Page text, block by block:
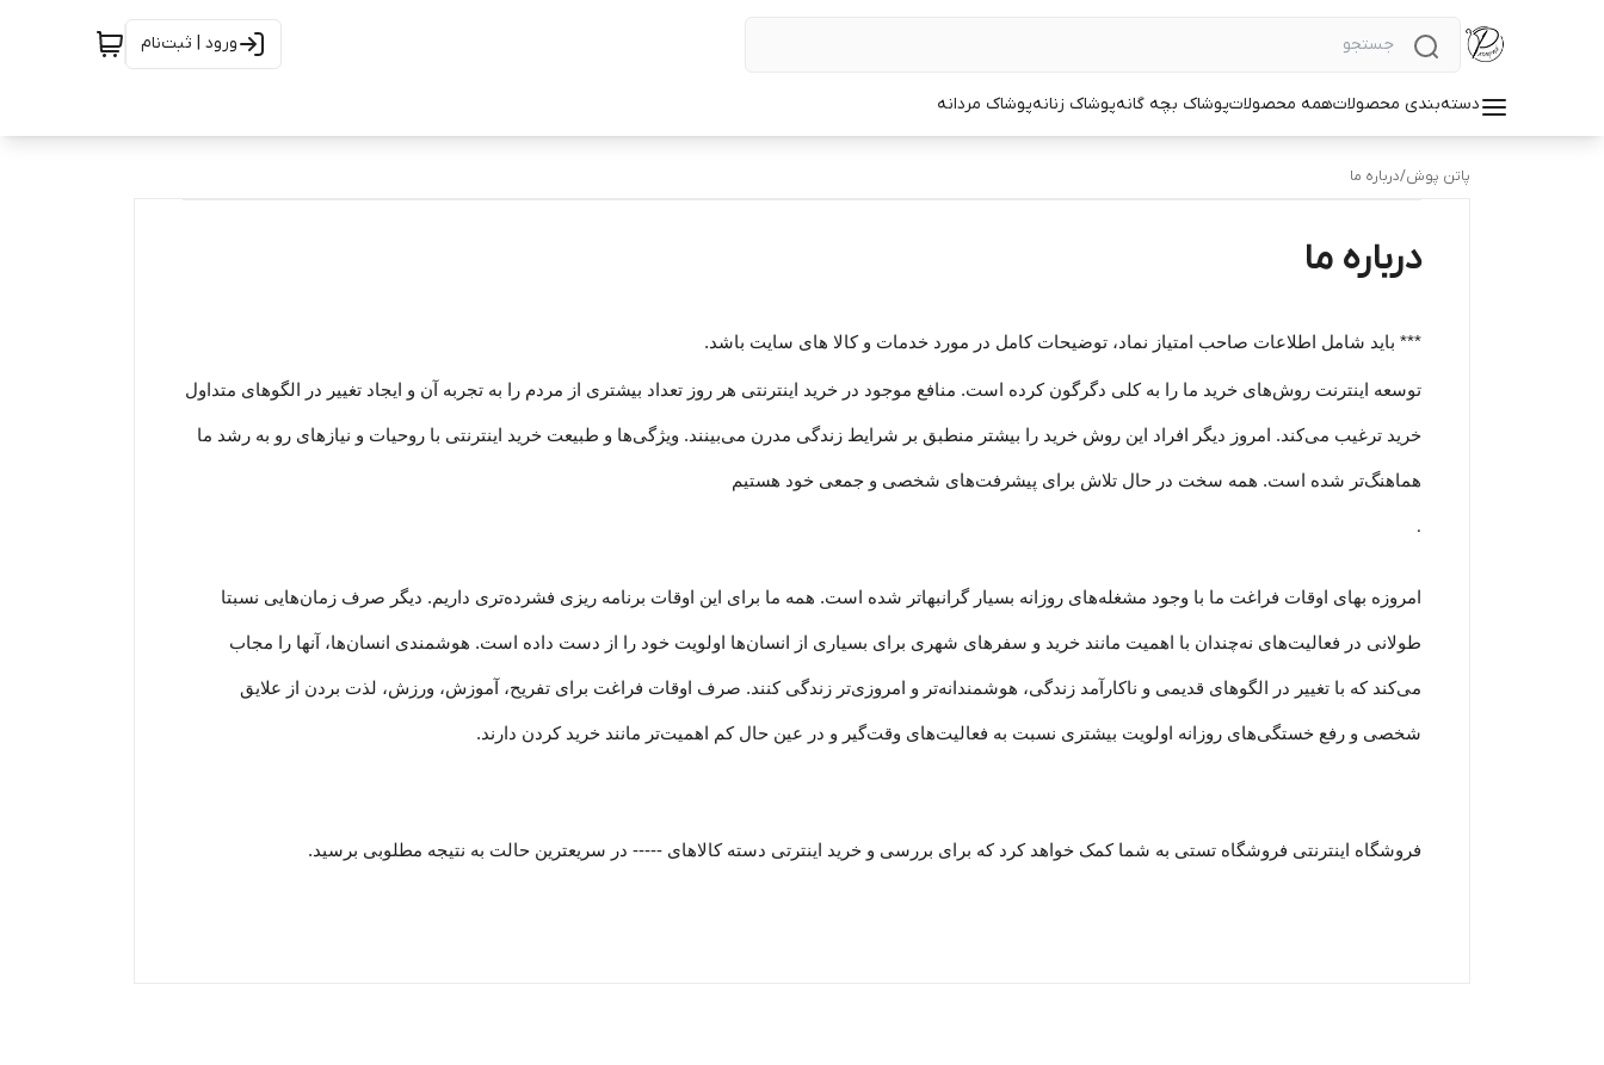
ورود | ثبت‌نام
دسته‌بندی محصولاتهمه محصولاتپوشاک بچه گانهپوشاک زنانهپوشاک مردانه
پاتن پوش/درباره ما
درباره ما
*** باید شامل اطلاعات صاحب امتیاز نماد، توضیحات کامل در مورد خدمات و کالا های سایت باشد.
توسعه اینترنت روش‌های خرید ما را به کلی دگرگون کرده است. منافع موجود در خرید اینترنتی هر روز تعداد بیشتری از مردم را به تجربه آن و ایجاد تغییر در الگوهای متداول
خرید ترغیب می‏‌کند. امروز دیگر افراد این روش خرید را بیشتر منطبق بر شرایط زندگی مدرن می‏‏‏‌بینند. ویژگی‏‏‏‌ها و طبیعت خرید اینترنتی با روحیات و نیازهای رو به رشد ما
هماهنگ‏‏‌تر شده است. همه سخت در حال تلاش برای پیشرفت‏‏‌های شخصی و جمعی خود هستیم
.
امروزه بهای اوقات فراغت ما با وجود مشغله‏‌های روزانه بسیار گرانبها‌تر شده است. همه ما برای این اوقات برنامه ریزی فشرده‏‌تری داریم. دیگر صرف زمان‌هایی نسبتا
طولانی در فعالیت‏‌های نه‌چندان با اهمیت مانند خرید و سفرهای شهری برای بسیاری از انسان‌ها اولویت خود را از دست داده است. هوشمندی انسان‌ها، آنها را مجاب
می‏‌کند که با تغییر در الگوهای قدیمی و نا‏کارآمد زندگی، هوشمندانه‏‌تر و امروزی‏‌تر زندگی کنند. صرف اوقات فراغت برای تفریح، آموزش، ورزش، لذت بردن از علایق
شخصی و رفع خستگی‏‏‌های روزانه اولویت بیشتری نسبت به فعالیت‌‏‏‏های وقت‌گیر و در عین حال کم اهمیت‏‏‏‌تر مانند خرید کردن دارند.
فروشگاه اینترنتی فروشگاه تستی به شما کمک خواهد کرد که برای بررسی و خرید اینترتی دسته کالاهای ----- در سریعترین حالت به نتیجه مطلوبی برسید.